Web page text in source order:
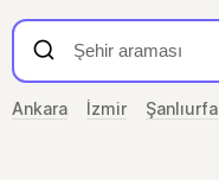
Ankara İzmir Şanlıurfa